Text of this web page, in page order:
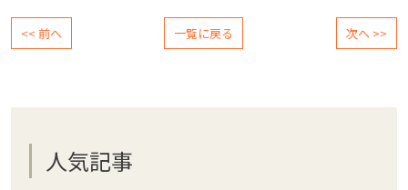
<< 前へ 一覧に戻る 次へ >>
人気記事